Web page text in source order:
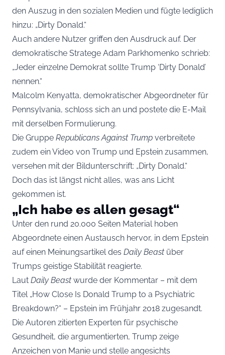
den Auszug in den sozialen Medien und fügte lediglich
hinzu: „Dirty Donald.“
Auch andere Nutzer griffen den Ausdruck auf. Der
demokratische Stratege Adam Parkhomenko schrieb:
„Jeder einzelne Demokrat sollte Trump ‘Dirty Donald’
nennen.“
Malcolm Kenyatta, demokratischer Abgeordneter für
Pennsylvania, schloss sich an und postete die E-Mail
mit derselben Formulierung.
Die Gruppe Republicans Against Trump verbreitete
zudem ein Video von Trump und Epstein zusammen,
versehen mit der Bildunterschrift: „Dirty Donald.“
Doch das ist längst nicht alles, was ans Licht
gekommen ist.
„Ich habe es allen gesagt“
Unter den rund 20.000 Seiten Material hoben
Abgeordnete einen Austausch hervor, in dem Epstein
auf einen Meinungsartikel des Daily Beast über
Trumps geistige Stabilität reagierte.
Laut Daily Beast wurde der Kommentar – mit dem
Titel „How Close Is Donald Trump to a Psychiatric
Breakdown?“ – Epstein im Frühjahr 2018 zugesandt.
Die Autoren zitierten Experten für psychische
Gesundheit, die argumentierten, Trump zeige
Anzeichen von Manie und stelle angesichts